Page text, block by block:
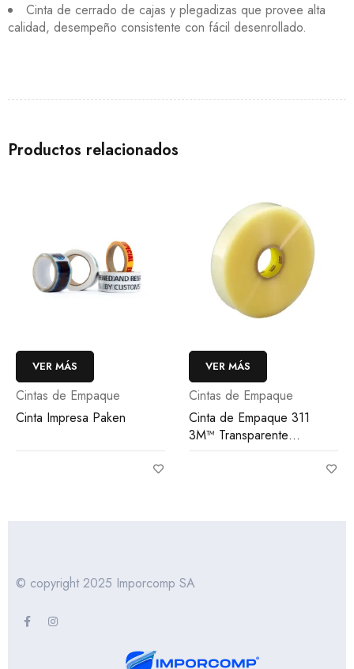
Cinta de cerrado de cajas y plegadizas que provee alta
calidad, desempeño consistente con fácil desenrollado.
Productos relacionados
VER MÁS
Cintas de Empaque
Cinta de Empaque 311
Scotch®
VER MÁS
Cintas de Empaque
Cinta de Empaque HotMelt
de Paken
© copyright 2025 Imporcomp SA